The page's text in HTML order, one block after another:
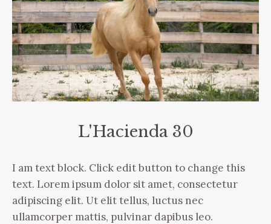
L'Hacienda 30
I am text block. Click edit button to change this
text. Lorem ipsum dolor sit amet, consectetur
adipiscing elit. Ut elit tellus, luctus nec
ullamcorper mattis, pulvinar dapibus leo.